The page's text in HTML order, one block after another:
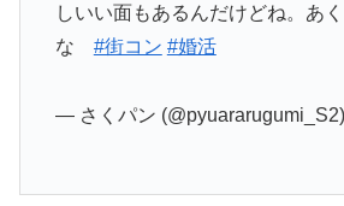
しいい面もあるんだけどね。あ
な #街コン #婚活
— さくパン (@pyuararugumi_S2)